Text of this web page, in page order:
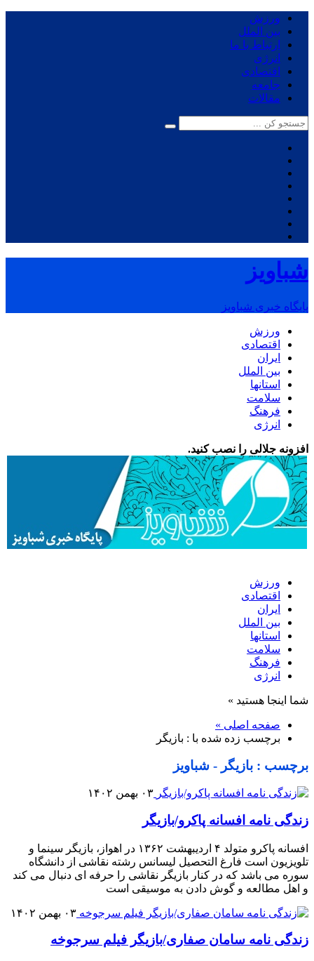
ورزش
بین الملل
ارتباط با ما
انرژی
اقتصادی
جامعه
مقالات
شباویز
پایگاه خبری شباویز
ورزش
اقتصادی
ایران
بین الملل
استانها
سلامت
فرهنگ
انرژی
افزونه جلالی را نصب کنید.
ورزش
اقتصادی
ایران
بین الملل
استانها
سلامت
فرهنگ
انرژی
شما اینجا هستید »
صفحه اصلی »
برچسب زده شده با : بازیگر
برچسب : بازیگر - شباویز
۰۳ بهمن ۱۴۰۲
زندگی نامه افسانه پاکرو/بازیگر
افسانه پاکرو متولد ۴ اردیبهشت ۱۳۶۲ در اهواز، بازیگر سینما و
تلویزیون است فارغ التحصیل لیسانس رشته نقاشی از دانشگاه
سوره می باشد که در کنار بازیگر نقاشی را حرفه ای دنبال می کند
و اهل مطالعه و گوش دادن به موسیقی است
۰۳ بهمن ۱۴۰۲
زندگی نامه سامان صفاری/بازیگر فیلم سرجوخه